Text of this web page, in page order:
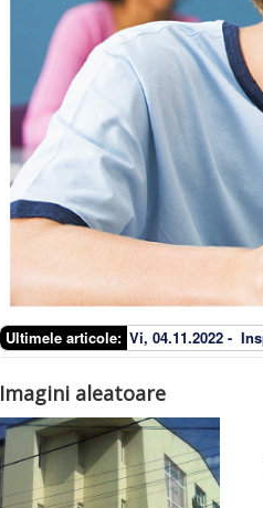
Ultimele articole: Vi, 04.11.2022 -
Imagini aleatoare